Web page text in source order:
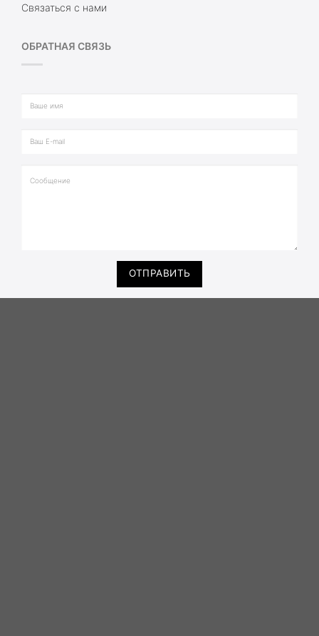
Связаться с нами
ОБРАТНАЯ СВЯЗЬ
ОТПРАВИТЬ